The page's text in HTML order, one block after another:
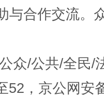
与合作交流。
众/公共/全民/
52，京公网安